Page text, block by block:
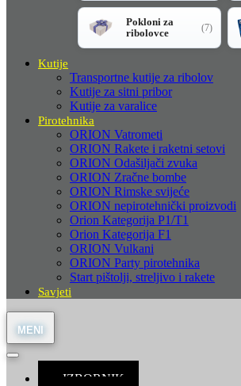
Pokloni za
ribolovce
(7)
Kutije
Transportne kutije za ribolov
Kutije za sitni pribor
Kutije za varalice
Pirotehnika
ORION Vatrometi
ORION Rakete i raketni setovi
ORION Odašiljači zvuka
ORION Zračne bombe
ORION Rimske svijeće
ORION nepirotehnički proizvodi
Orion Kategorija P1/T1
Orion Kategorija F1
ORION Vulkani
ORION Party pirotehnika
Start pištolji, streljivo i rakete
Savjeti
≡ IZBORNIK